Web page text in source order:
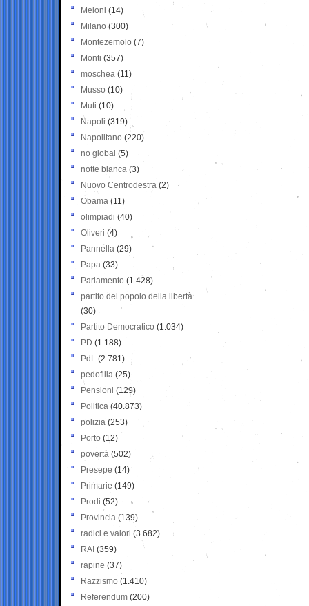
Meloni (14)
Milano (300)
Montezemolo (7)
Monti (357)
moschea (11)
Musso (10)
Muti (10)
Napoli (319)
Napolitano (220)
no global (5)
notte bianca (3)
Nuovo Centrodestra (2)
Obama (11)
olimpiadi (40)
Oliveri (4)
Pannella (29)
Papa (33)
Parlamento (1.428)
partito del popolo della libertà
(30)
Partito Democratico (1.034)
PD (1.188)
PdL (2.781)
pedofilia (25)
Pensioni (129)
Politica (40.873)
polizia (253)
Porto (12)
povertà (502)
Presepe (14)
Primarie (149)
Prodi (52)
Provincia (139)
radici e valori (3.682)
RAI (359)
rapine (37)
Razzismo (1.410)
Referendum (200)